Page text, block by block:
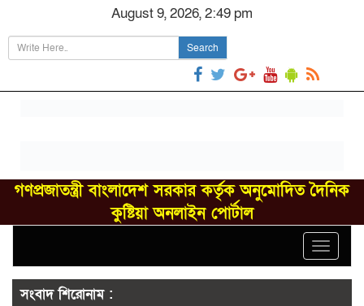
August 9, 2026, 2:49 pm
Search
গণপ্রজাতন্ত্রী বাংলাদেশ সরকার কর্তৃক অনুমোদিত দৈনিক
কুষ্টিয়া অনলাইন পোর্টাল
Toggle
সংবাদ শিরোনাম :